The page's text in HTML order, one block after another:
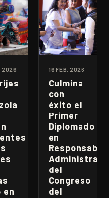
2026
en
16 FEB. 2026
Culmina
con
éxito el
Primer
Diplomado
en
del
Congreso
del